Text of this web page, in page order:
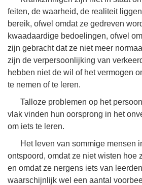
feiten, de waarheid, de realiteit
bereik, ofwel omdat ze gedreven
kwaadaardige bedoelingen, ofwel
zijn gebracht dat ze niet meer
zijn de verpersoonlijking van
hebben niet de wil of het vermogen
te nemen of te leren.
Talloze problemen op het
vlak vinden hun oorsprong in het
om iets te leren.
Het leven van sommige mensen
ontspoord, omdat ze niet wisten hoe
en omdat ze nergens iets van
waarschijnlijk wel een aantal